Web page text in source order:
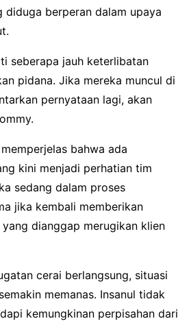
diduga berperan dalam upaya
seberapa jauh keterlibatan
pidana. Jika mereka muncul di
pernyataan lagi, akan
bahwa ada
kini menjadi perhatian tim
sedang dalam proses
jika kembali memberikan
dianggap merugikan klien
cerai berlangsung, situasi
memanas. Insanul tidak
kemungkinan perpisahan dari